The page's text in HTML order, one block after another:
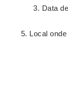
Data
Local onde